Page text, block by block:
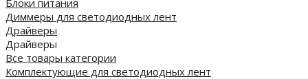
Блоки питания
Диммеры для светодиодных лент
Драйверы
Драйверы
Все товары категории
Комплектующие для светодиодных лент